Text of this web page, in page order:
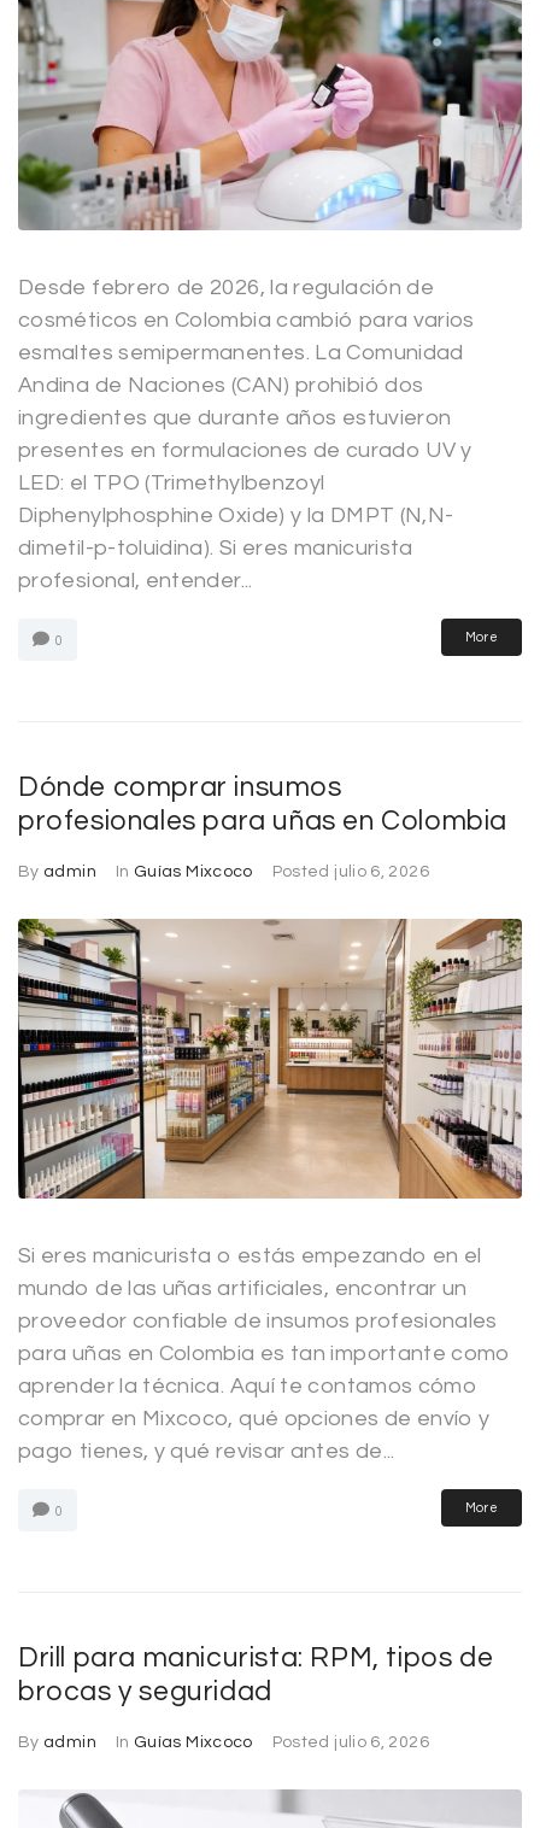
Desde febrero de 2026, la regulación de
cosméticos en Colombia cambió para varios
esmaltes semipermanentes. La Comunidad
Andina de Naciones (CAN) prohibió dos
ingredientes que durante años estuvieron
presentes en formulaciones de curado UV y
LED: el TPO (Trimethylbenzoyl
Diphenylphosphine Oxide) y la DMPT (N,N-
dimetil-p-toluidina). Si eres manicurista
profesional, entender...
0 More
Dónde comprar insumos
profesionales para uñas en Colombia
By admin In Guías Mixcoco Posted julio 6, 2026
Si eres manicurista o estás empezando en el
mundo de las uñas artificiales, encontrar un
proveedor confiable de insumos profesionales
para uñas en Colombia es tan importante como
aprender la técnica. Aquí te contamos cómo
comprar en Mixcoco, qué opciones de envío y
pago tienes, y qué revisar antes de...
0 More
Drill para manicurista: RPM, tipos de
brocas y seguridad
By admin In Guías Mixcoco Posted julio 6, 2026